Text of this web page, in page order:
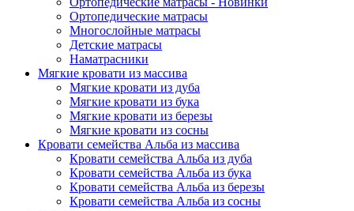
Ортопедические матрасы
Многослойные матрасы
Детские матрасы
Наматрасники
Мягкие кровати из массива
Мягкие кровати из дуба
Мягкие кровати из бука
Мягкие кровати из березы
Мягкие кровати из сосны
Кровати семейства Альба из массива
Кровати семейства Альба из дуба
Кровати семейства Альба из бука
Кровати семейства Альба из березы
Кровати семейства Альба из сосны